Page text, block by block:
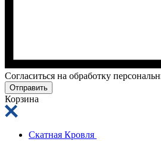
Cогласиться на обработку
Отправить
Корзина
Скатная Кровля